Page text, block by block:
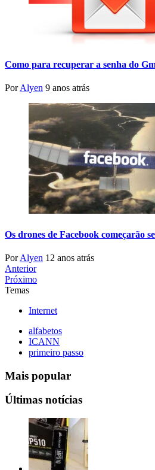
Como para recuperar a senha do
PorAlyen 9 anos atrás
Os drones de Facebook começarão
PorAlyen 12 anos atrás
Anterior
Próximo
Temas
Internet
alfabetos
ICANN
primeiro passo
Mais popular
Últimas notícias